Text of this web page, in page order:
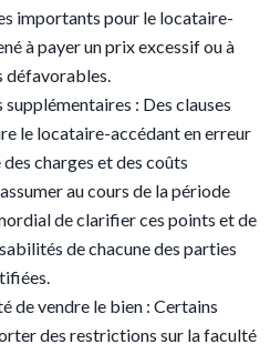
importants pour le locataire-
à payer un prix excessif ou à
défavorables.
: Des clauses
le locataire-accédant en erreur
charges et des coûts
au cours de la période
de clarifier ces points et de
de chacune des parties
de vendre le bien : Certains
des restrictions sur la faculté